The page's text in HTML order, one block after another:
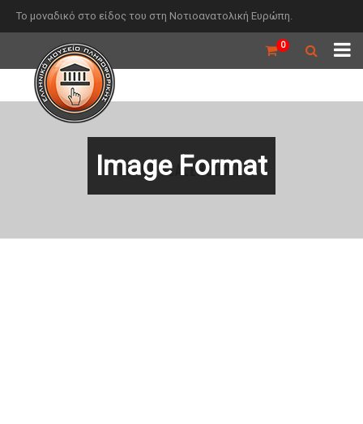
Το μοναδικό στο είδος του στη Νοτιοανατολική Ευρώπη.
0
Image Format